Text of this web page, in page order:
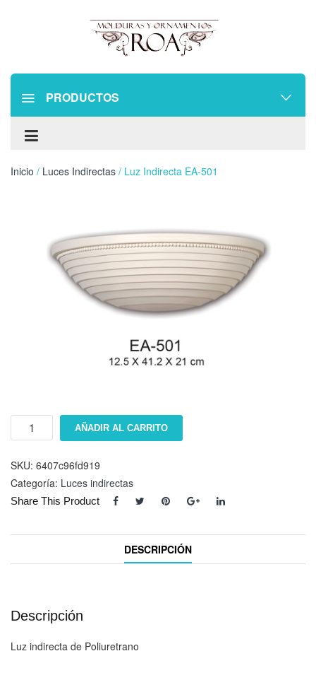
PRODUCTOS
Inicio / Luces Indirectas / Luz Indirecta EA-501
indirecta
501
cantidad
AÑADIR AL CARRITO
SKU: 6407c96fd919
Categoría: Luces indirectas
Share This Product
DESCRIPCIÓN
Descripción
Luz indirecta de Poliuretrano